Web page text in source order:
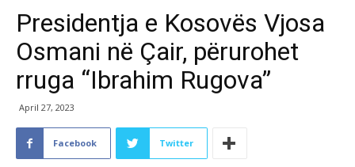
Presidentja e Kosovës Vjosa
Osmani në Çair, përurohet
rruga “Ibrahim Rugova”
April 27, 2023
Facebook Twitter